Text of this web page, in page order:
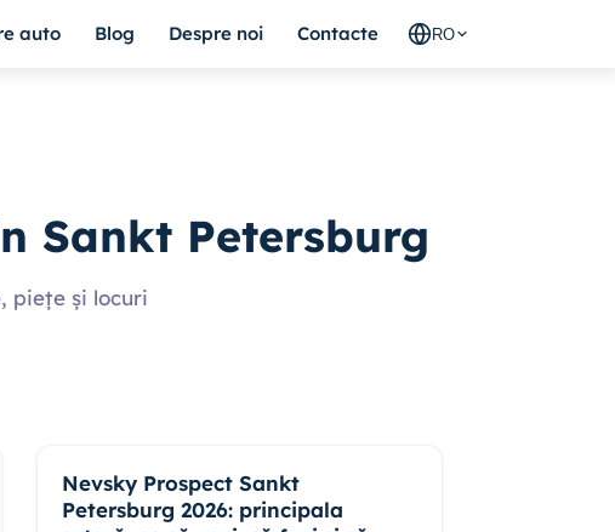
auto Blog Despre noi Contacte RO
Sankt Petersburg
piețe și locuri
Nevsky Prospect Sankt
Petersburg 2026: principala